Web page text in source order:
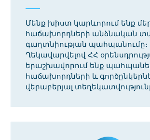
Մենք խիստ կարևորում ենք
հաճախորդների անձնական
գաղտնիության պահպանումը։
Ղեկավարվելով ՀՀ
երաշխավորում ենք
հաճախորդների և
վերաբերյալ